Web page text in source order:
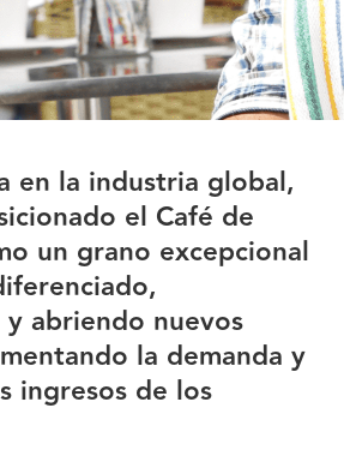
en la industria global,
el Café de
un grano excepcional
abriendo nuevos
la demanda y
ingresos de los